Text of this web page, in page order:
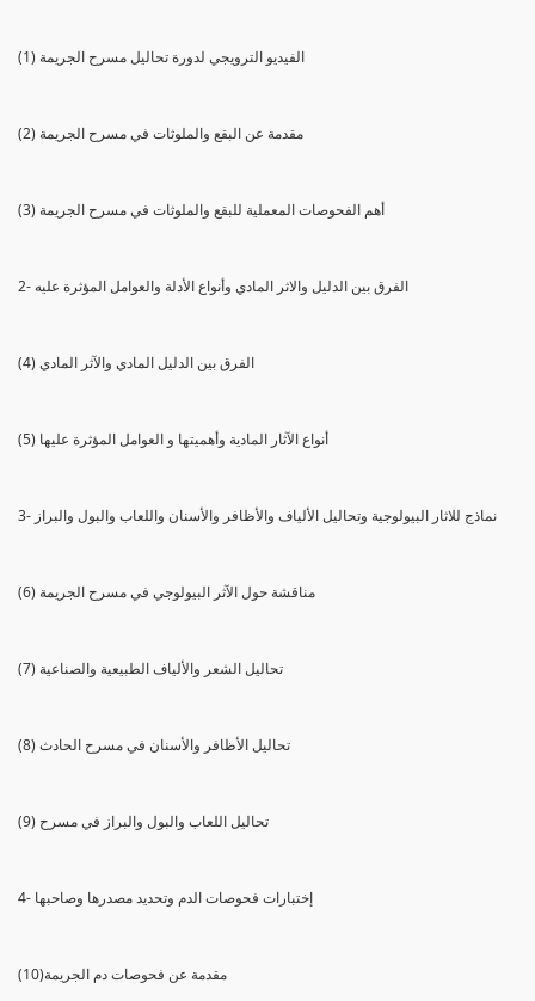
(1) الفيديو الترويجي لدورة تحاليل مسرح الجريمة
(2) مقدمة عن البقع والملوثات في مسرح الجريمة
(3) أهم الفحوصات المعملية للبقع والملوثات في مسرح الجريمة
2- الفرق بين الدليل والاثر المادي وأنواع الأدلة والعوامل المؤثرة عليه
(4) الفرق بين الدليل المادي والآثر المادي
(5) أنواع الآثار المادية وأهميتها و العوامل المؤثرة عليها
3- نماذج للاثار البيولوجية وتحاليل الألياف والأظافر والأسنان واللعاب والبول والبراز
(6) مناقشة حول الآثر البيولوجي في مسرح الجريمة
(7) تحاليل الشعر والألياف الطبيعية والصناعية
(8) تحاليل الأظافر والأسنان في مسرح الحادث
(9) تحاليل اللعاب والبول والبراز في مسرح
4- إختبارات فحوصات الدم وتحديد مصدرها وصاحبها
(10)مقدمة عن فحوصات دم الجريمة